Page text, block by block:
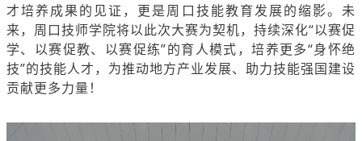
才培养成果的见证，更是周口技能教育发展的缩影。未
来，周口技师学院将以此次大赛为契机，持续深化“以赛促
学、以赛促教、以赛促练”的育人模式，培养更多“身怀绝
技”的技能人才，为推动地方产业发展、助力技能强国建设
贡献更多力量！